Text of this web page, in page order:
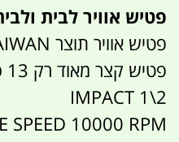
פטיש אוויר לבית
פטיש אוויר תוצר TUF TAIWAN
פטיש קצר מאוד רק 13 ס''מ אורך ברוטו
2\1 IMPACT
SPEED 10000 RPM